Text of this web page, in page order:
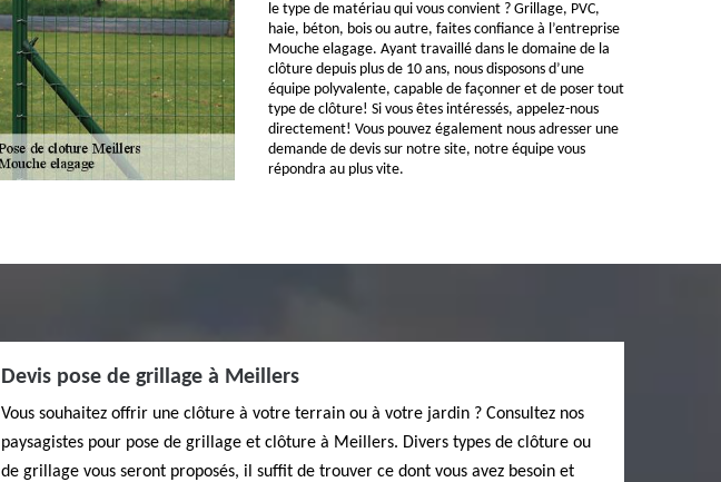
le type de matériau qui vous convient ? Grillage, PVC,
haie, béton, bois ou autre, faites confiance à l’entreprise
Mouche elagage. Ayant travaillé dans le domaine de la
clôture depuis plus de 10 ans, nous disposons d’une
équipe polyvalente, capable de façonner et de poser tout
type de clôture! Si vous êtes intéressés, appelez-nous
directement! Vous pouvez également nous adresser une
demande de devis sur notre site, notre équipe vous
répondra au plus vite.
Devis pose de grillage à Meillers
Vous souhaitez offrir une clôture à votre terrain ou à votre jardin ? Consultez nos
paysagistes pour pose de grillage et clôture à Meillers. Divers types de clôture ou
de grillage vous seront proposés, il suffit de trouver ce dont vous avez besoin et